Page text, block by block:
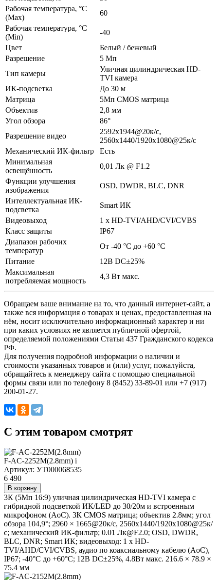
Рабочая температура, °C
(Max)
60
Рабочая температура, °C
(Min)
-40
Цвет
Белый / бежевый
Разрешение
5 Мп
Тип камеры
Уличная цилиндрическая HD-
TVI камера
ИК-подсветка
До 30 м
Матрица
5Мп CMOS матрица
Объектив
2,8 мм
Угол обзора
86°
Разрешение видео
2592x1944@20к/с,
2560x1440/1920x1080@25к/с
Механический ИК-фильтр
Есть
Минимальная
освещённость
0,01 Лк @ F1.2
Функции улучшения
изображения
OSD, DWDR, BLC, DNR
Интеллектуальная ИК-
подсветка
Smart ИК
Видеовыход
1 х HD-TVI/AHD/CVI/CVBS
Класс защиты
IP67
Диапазон рабочих
температур
От -40 °C до +60 °C
Питание
12В DC±25%
Максимальная
потребляемая мощность
4,3 Вт макс.
Обращаем ваше внимание на то, что данный интернет-сайт, а
также вся информация о товарах и ценах, предоставленная на
нём, носит исключительно информационный характер и ни
при каких условиях не является публичной офертой,
определяемой положениями Статьи 437 Гражданского кодекса
РФ.
Для получения подробной информации о наличии и
стоимости указанных товаров и (или) услуг, пожалуйста,
обращайтесь к менеджеру сайта с помощью специальной
формы связи или по телефону 8 (8452) 33-89-01 или +7 (917)
200-01-27.
C этим товаром смотрят
F-AC-2252M(2.8mm) i
Артикул: УТ000068535
6 490
В корзину
3К (5Мп 16:9) уличная цилиндрическая HD-TVI камера с
гибридной подсветкой ИК/LED до 30/20м и встроенным
микрофоном (AoC). 3К CMOS матрица; объектив 2.8мм; угол
обзора 104,9°; 2960 × 1665@20к/с, 2560x1440/1920x1080@25к/
с; механический ИК-фильтр; 0.01 Лк@F2.0; OSD, DWDR,
BLC, DNR; Smart ИК; видеовыход: 1 х HD-
TVI/AHD/CVI/CVBS, аудио по коаксиальному кабелю (AoC),
IP67; -40°С до +60°С; 12В DC±25%, 4.8Вт макс. 216.6 × 78.9 ×
75.4 мм